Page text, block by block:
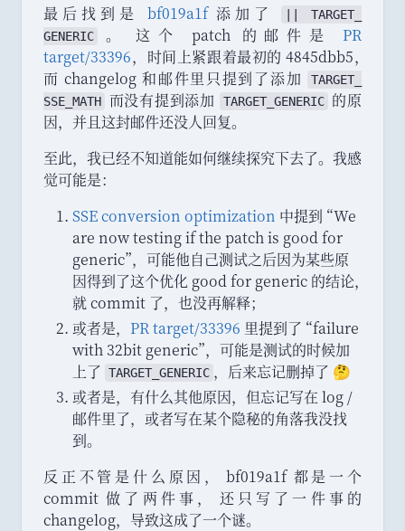
最后找到是 bf019a1f添加了 || TARGET_
GENERIC
。 这个 patch 的邮件是 PR
target/33396， 时间上紧跟着最初的 4845dbb5，
而 changelog 和邮件里只提到了添加
TARGET_
SSE_ MATH 而没有提到添加 TARGET_ GENERIC 的原
因， 并且这封邮件还没人回复。
至此， 我已经不知道能如何继续探究下去了。 我感
觉可能是：
SSE conversion optimization 中提到 “We
are now testing if the patch is good for
generic”， 可能他自己测试之后因为某些原
因得到了这个优化 good for generic 的结论，
就 commit 了， 也没再解释；
或者是， PR target/33396 里提到了 “failure
with 32bit generic”， 可能是测试的时候加
上了 TARGET_ GENERIC ， 后来忘记删掉了 🤔
或者是， 有什么其他原因， 但忘记写在 log /
邮件里了， 或者写在某个隐秘的角落我没找
到。
反正不管是什么原因 ，
bf019a1f 都是一个
commit 做了两件事 ，
还只写了一件事的
changelog， 导致这成了一个谜。